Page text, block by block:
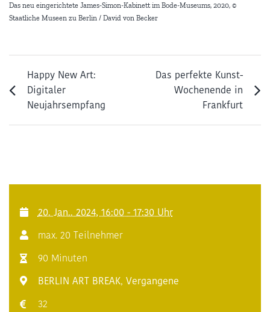
Das neu eingerichtete James-Simon-Kabinett im Bode-Museums, 2020, ©
Staatliche Museen zu Berlin / David von Becker
Happy New Art:
Digitaler
Neujahrsempfang
Das perfekte Kunst-
Wochenende in
Frankfurt
20. Jan.. 2024, 16:00 - 17:30 Uhr
max. 20 Teilnehmer
90 Minuten
BERLIN ART BREAK, Vergangene
32